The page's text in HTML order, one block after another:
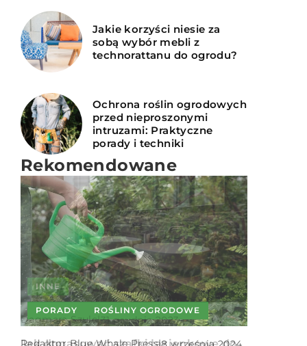
Jakie korzyści niesie za
sobą wybór mebli z
technorattanu do ogrodu?
Ochrona roślin ogrodowych
przed nieproszonymi
intruzami: Praktyczne
porady i techniki
Rekomendowane
INNE
Jadwiga Wiśniewska|6 lipca 2023
PORADY ROŚLINY OGRODOWE
INNE
Dagmara Szulc|31 grudnia 2023